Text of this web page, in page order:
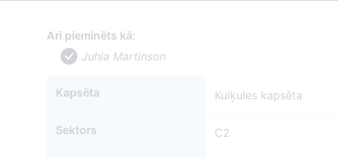
Arī pieminēts kā:
Juhla Martinson
Kapsēta Kuiķules kapsēta
Sektors C2